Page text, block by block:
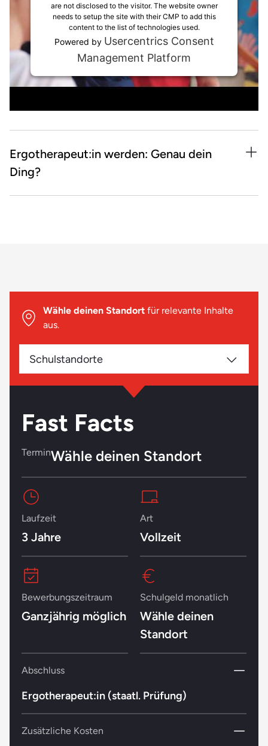
are not disclosed to the visitor. The website owner
needs to setup the site with their CMP to add this
content to the list of technologies used.
Powered by Usercentrics Consent
Management Platform
Ergotherapeut:in werden: Genau dein
Ding?
dein Fall
Du hast Berührungsängste bei Menschen mit
Behinderungen
Es fällt dir generell schwer, dich auf neue Situationen
Wähle deinen Standort für relevante Inhalte
aus.
Schulstandorte
Fast Facts
TerminWähle deinen Standort
Laufzeit
3 Jahre
Art
Vollzeit
Bewerbungszeitraum
Ganzjährig möglich
Schulgeld monatlich
Wähle deinen
Standort
Abschluss
Ergotherapeut:in (staatl. Prüfung)
Zusätzliche Kosten